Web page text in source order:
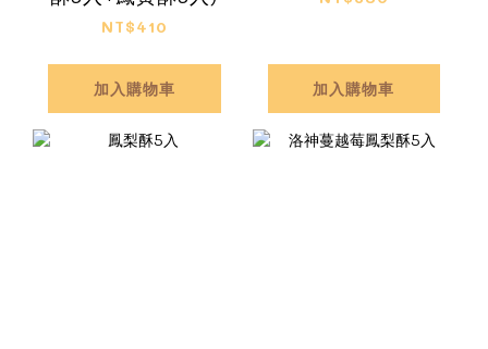
NT$410
加入購物車 加入購物車